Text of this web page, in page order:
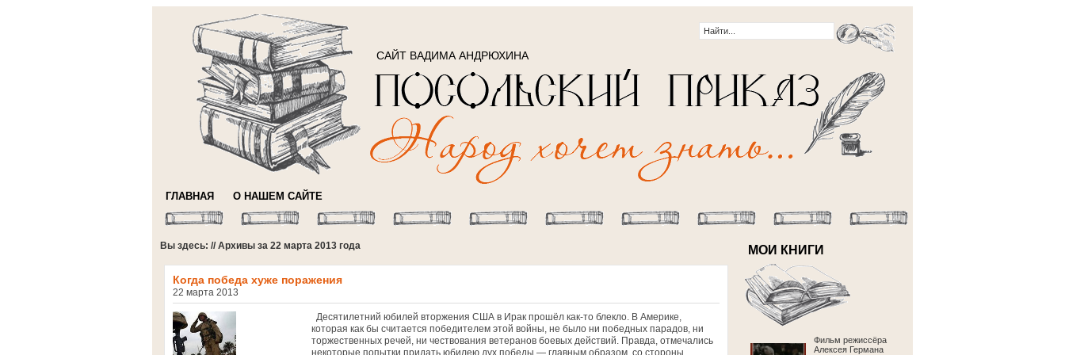
САЙТ ВАДИМА АНДРЮХИНА
ГЛАВНАЯ О НАШЕМ САЙТЕ
Вы здесь: // Архивы за 22 марта 2013 года
Когда победа хуже поражения
22 марта 2013
Десятилетний юбилей вторжения США в Ирак прошёл как-то блекло. В Америке,
которая как бы считается победителем этой войны, не было ни победных парадов, ни
торжественных речей, ни чествования ветеранов боевых действий. Правда, отмечались
некоторые попытки придать юбилею дух победы — главным образом, со стороны
МОИ КНИГИ
Фильм режиссёра
Алексея Германа